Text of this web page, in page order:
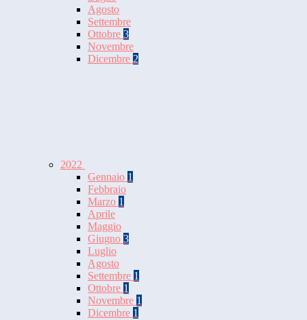
Agosto
Settembre
Ottobre 3
Novembre
Dicembre 2
2022
Gennaio 1
Febbraio
Marzo 1
Aprile
Maggio
Giugno 3
Luglio
Agosto
Settembre 1
Ottobre 1
Novembre 1
Dicembre 1